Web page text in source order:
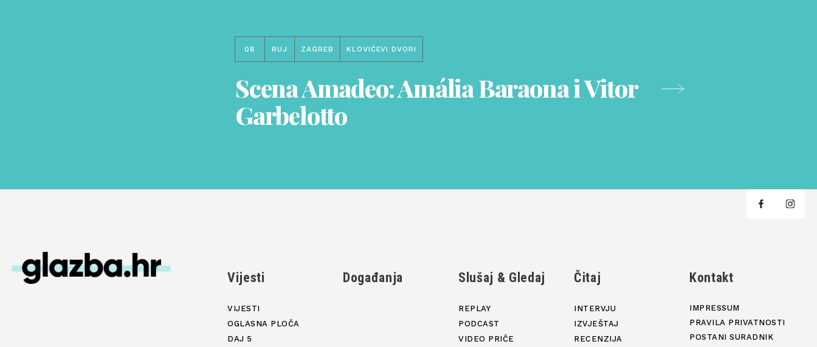
08 RUJ ZAGREB KLOVIĆEVI DVORI
Scena Amadeo: Amália Baraona i Vitor
Garbelotto
Vijesti
VIJESTI
OGLASNA PLOČA
DAJ 5
Događanja Slušaj & Gledaj
REPLAY
PODCAST
VIDEO PRIČE
Čitaj
INTERVJU
IZVJEŠTAJ
RECENZIJA
Kontakt
IMPRESSUM
PRAVILA PRIVATNOSTI
POSTANI SURADNIK